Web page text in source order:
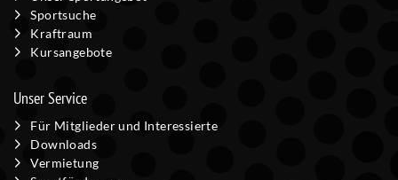
Sportsuche
Kraftraum
Kursangebote
Unser Service
Für Mitglieder und Interessierte
Downloads
Vermietung